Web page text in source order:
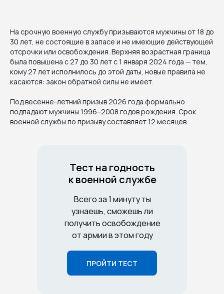
На срочную военную службу призываются мужчины от 18 до
30 лет, не состоящие в запасе и не имеющие действующей
отсрочки или освобождения. Верхняя возрастная граница
была повышена с 27 до 30 лет с 1 января 2024 года — тем,
кому 27 лет исполнилось до этой даты, новые правила не
касаются: закон обратной силы не имеет.
Под весенне-летний призыв 2026 года формально
подпадают мужчины 1996–2008 годов рождения. Срок
военной службы по призыву составляет 12 месяцев.
ПРОЙТИ ТЕСТ
Тест на годность
к военной службе
Всего за 1 минуту ты
узнаешь, сможешь ли
получить освобождение
от армии в этом году